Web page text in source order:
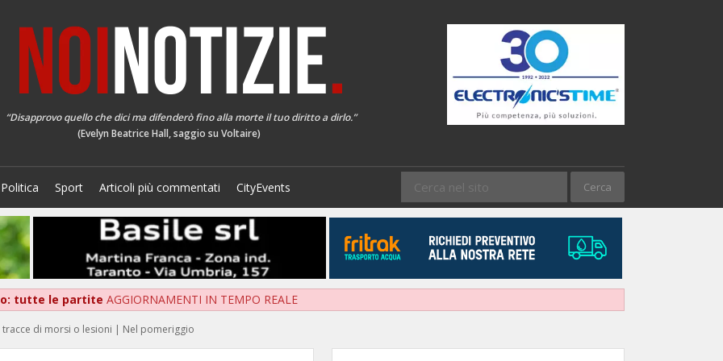
“Disapprovo quello che dici ma difenderò fino alla morte il tuo diritto a dirlo.”
(Evelyn Beatrice Hall, saggio su Voltaire)
Politica Sport Articoli più commentati CityEvents
tutte le partite AGGIORNAMENTI IN TEMPO REALE
di morsi o lesioni | Nel pomeriggio